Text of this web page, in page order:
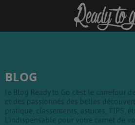
BLOG
le Blog Ready to Go c'est le carrefour
et des passionnés des belles
pratique, classements, astuces, TIPS,
L'indispensable pour votre carnet de